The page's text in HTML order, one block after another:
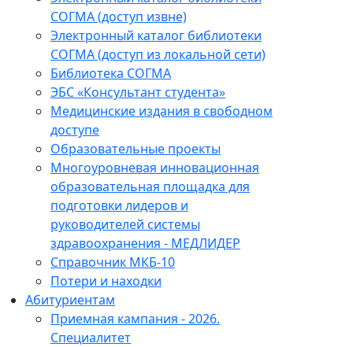
СОГМА (доступ извне)
Электронный каталог библиотеки
СОГМА (доступ из локальной сети)
Библиотека СОГМА
ЭБС «Консультант студента»
Медицинские издания в свободном
доступе
Образовательные проекты
Многоуровневая инновационная
образовательная площадка для
подготовки лидеров и
руководителей системы
здравоохранения - МЕДЛИДЕР
Справочник МКБ-10
Потери и находки
Абитуриентам
Приемная кампания - 2026.
Специалитет